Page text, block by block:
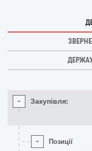
- Закупівля:
- Позиції